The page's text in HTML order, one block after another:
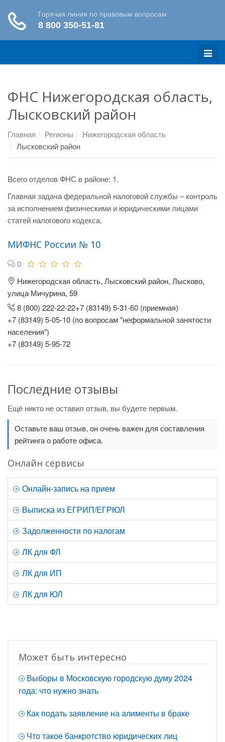
Меню
ФНС Нижегородская область,
Лысковский район
Главная Регионы
Нижегородская область
Лысковский район
Всего отделов ФНС в районе: 1.
Главная задача федеральной налоговой службы – контроль
за исполнением физическими и юридическими лицами
статей налогового кодекса.
МИФНС России № 10
0
Нижегородская область, Лысковский район, Лысково,
улица Мичурина, 59
8 (800) 222-22-22+7 (83149) 5-31-60 (приемная)
+7 (83149) 5-05-10 (по вопросам "неформальной занятости
населения")
+7 (83149) 5-95-72
Последние отзывы
Ещё никто не оставил отзыв, вы будете первым.
Оставьте ваш отзыв, он очень важен для составления
рейтинга о работе офиса.
Онлайн сервисы
Онлайн-запись на прием
Выписка из ЕГРИП/ЕГРЮЛ
Задолженности по налогам
ЛК для ФЛ
ЛК для ИП
ЛК для ЮЛ
Может быть интересно
Выборы в Московскую городскую думу 2024
года: что нужно знать
Как подать заявление на алименты в браке
Что такое банкротство юридических лиц